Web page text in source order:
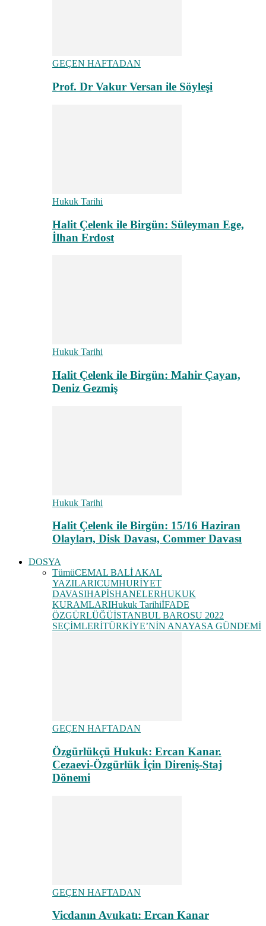
GEÇEN HAFTADAN
Prof. Dr Vakur Versan ile Söyleşi
Hukuk Tarihi
Halit Çelenk ile Birgün: Süleyman Ege,
İlhan Erdost
Hukuk Tarihi
Halit Çelenk ile Birgün: Mahir Çayan,
Deniz Gezmiş
Hukuk Tarihi
Halit Çelenk ile Birgün: 15/16 Haziran
Olayları, Disk Davası, Commer Davası
DOSYA
TümüCEMAL BALİ AKAL
YAZILARICUMHURİYET
DAVASIHAPİSHANELERHUKUK
KURAMLARIHukuk TarihiİFADE
ÖZGÜRLÜĞÜİSTANBUL BAROSU 2022
SEÇİMLERİTÜRKİYE’NİN ANAYASA GÜNDEMİ
GEÇEN HAFTADAN
Özgürlükçü Hukuk: Ercan Kanar.
Cezaevi-Özgürlük İçin Direniş-Staj
Dönemi
GEÇEN HAFTADAN
Vicdanın Avukatı: Ercan Kanar